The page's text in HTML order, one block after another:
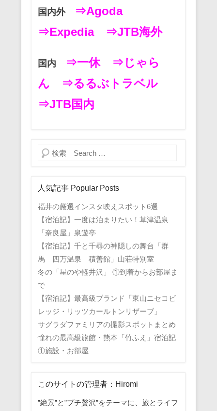
国内外
⇒Agoda
⇒Expedia
⇒JTB海外
国内 ⇒一休
⇒じゃら
ん
⇒るるぶトラベル
⇒JTB国内
検索
人気記事 Popular Posts
福井の厳選インスタ映えスポット6選
【宿泊記】一度は泊まりたい！草津温泉
「奈良屋」泉遊亭
【宿泊記】千と千尋の神隠しの舞台「群
馬 四万温泉 積善館」山荘特別室
冬の「星のや軽井沢」 ①到着からお部屋ま
で
【宿泊記】最高級ブランド「東山ニセコビ
レッジ・リッツカールトンリザーブ」
サグラダファミリアの撮影スポットまとめ
憧れの最高級旅館・熊本「竹ふえ」宿泊記
①施設・お部屋
このサイトの管理者：Hiromi
”絶景”と”プチ贅沢”をテーマに、旅とライフ